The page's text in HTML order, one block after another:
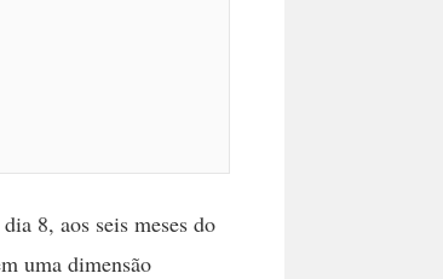
8, aos seis meses do
uma dimensão